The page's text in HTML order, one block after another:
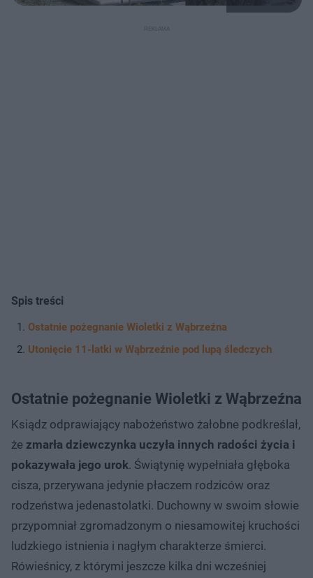
Spis treści
Ostatnie pożegnanie Wioletki z Wąbrzeźna
Utonięcie 11-latki w Wąbrzeźnie pod lupą śledczych
Ostatnie pożegnanie Wioletki z Wąbrzeźna
Ksiądz odprawiający nabożeństwo żałobne podkreślał,
że zmarła dziewczynka uczyła innych radości życia i
pokazywała jego urok. Świątynię wypełniała głęboka
cisza, przerywana jedynie płaczem rodziców oraz
rodzeństwa jedenastolatki. Duchowny w swoim słowie
przypomniał zgromadzonym o niesamowitej kruchości
ludzkiego istnienia i nagłym charakterze śmierci.
Rówieśnicy, z którymi jeszcze kilka dni wcześniej